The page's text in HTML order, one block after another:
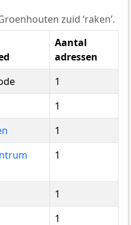
zuid ‘raken’.
Aantal
adressen
1
1
1
1
1
1